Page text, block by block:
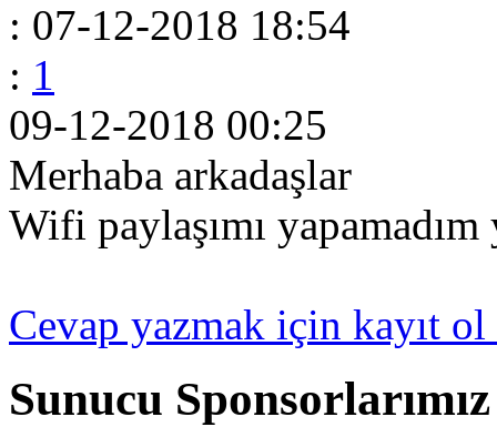
: 07-12-2018 18:54
: 1
09-12-2018 00:25
Merhaba arkadaşlar
Wifi paylaşımı
Cevap yazmak için kayıt
Sunucu Sponsorlarımız